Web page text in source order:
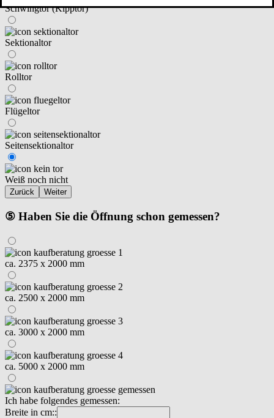
Schwingtor (Kipptor)
Sektionaltor
Rolltor
Flügeltor
Seitensektionaltor
Weiß noch nicht
Zurück Weiter
⑤ Haben Sie die Öffnung schon gemessen?
ca. 2375 x 2000 mm
ca. 2500 x 2000 mm
ca. 3000 x 2000 mm
ca. 5000 x 2000 mm
Ich habe folgendes gemessen:
Breite in cm::